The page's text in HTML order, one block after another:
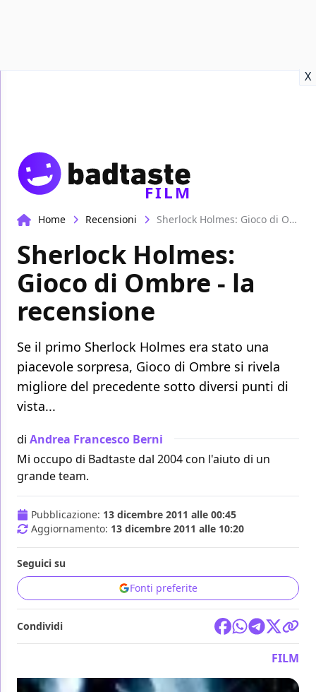
X
FILM
Home Recensioni Sherlock Holmes: Gioco di Ombre - la recensione
Sherlock Holmes:
Gioco di Ombre - la
recensione
Se il primo Sherlock Holmes era stato una
piacevole sorpresa, Gioco di Ombre si rivela
migliore del precedente sotto diversi punti di
vista...
di Andrea Francesco Berni
Mi occupo di Badtaste dal 2004 con l'aiuto di un
grande team.
Pubblicazione: 13 dicembre 2011 alle 00:45
Aggiornamento: 13 dicembre 2011 alle 10:20
Seguici su
Fonti preferite
Condividi
FILM